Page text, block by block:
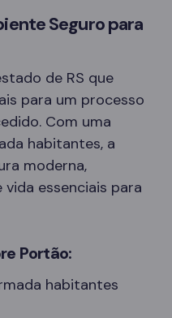
Seguro para
de RS que
para um processo
Com uma
habitantes, a
moderna,
essenciais para
Portão:
habitantes